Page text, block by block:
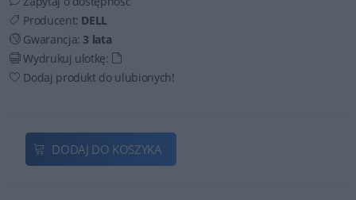
Producent: DELL
Gwarancja:3 lata
Wydrukuj ulotkę:
Dodaj produkt do ulubionych!
DODAJ DO KOSZYKA